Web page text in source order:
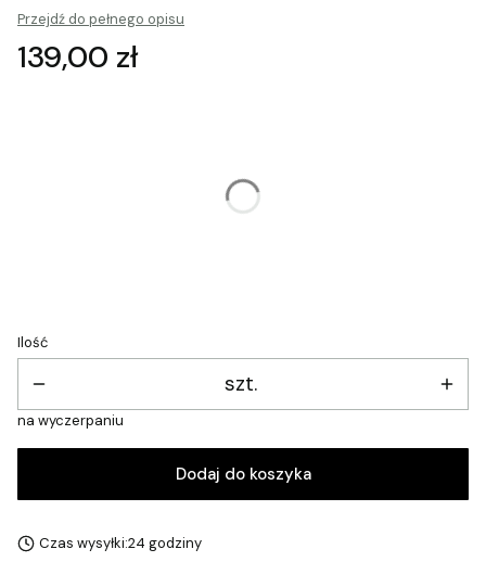
Przejdź do pełnego opisu
Cena
139,00 zł
Ilość
szt.
na wyczerpaniu
Dodaj do koszyka
Czas wysyłki:24 godziny